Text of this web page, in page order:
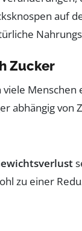
auf
Zucker
abhängig
zu einer